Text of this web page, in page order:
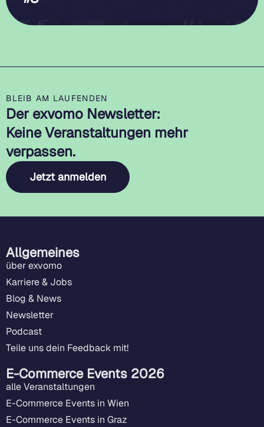
BLEIB AM LAUFENDEN
Der exvomo Newsletter:
Keine Veranstaltungen mehr
verpassen.
Jetzt anmelden
Allgemeines
über exvomo
Karriere & Jobs
Blog & News
Newsletter
Podcast
Teile uns dein Feedback mit!
E-Commerce Events 2026
alle Veranstaltungen
E-Commerce Events in Wien
E-Commerce Events in Graz